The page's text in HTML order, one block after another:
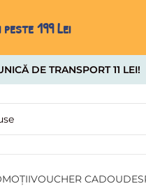
199 Lei
DE TRANSPORT 11 LEI!
VOUCHER CADOU